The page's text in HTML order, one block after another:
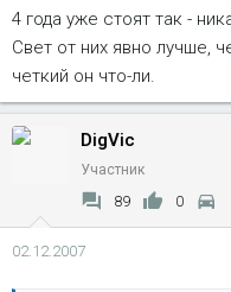
4 года уже стоят так -
Свет от них явно лучше,
четкий он что-ли.
DigVic
Участник
89 0
02.12.2007